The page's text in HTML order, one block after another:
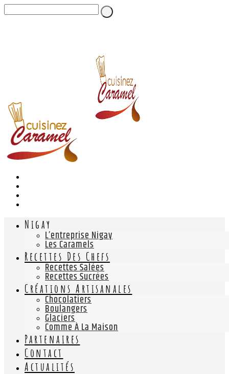
Nigay
L’entreprise Nigay
Les Caramels
Recettes Des Chefs
Recettes Salées
Recettes Sucrées
Créations Artisanales
Chocolatiers
Boulangers
Glaciers
Comme À La Maison
Partenaires
Contact
Actualités